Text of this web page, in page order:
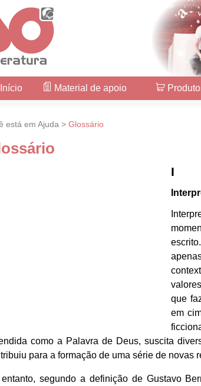
Início Material de apoio
está em Ajuda > Glossário
I
que
em
como a Palavra de Deus, suscita
para a formação de uma série de novas
entanto, segundo a definição de Gustavo